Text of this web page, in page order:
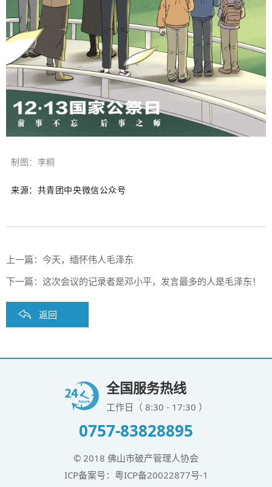
制图：李桐
来源：共青团中央微信公众号
上一篇： 今天，缅怀伟人毛泽东
下一篇： 这次会议的记录者是邓小平，发言最多的人是毛泽东！
返回
全国服务热线
工作日（ 8:30 - 17:30 ）
0757-83828895
© 2018 佛山市破产管理人协会
ICP备案号： 粤ICP备20022877号-1